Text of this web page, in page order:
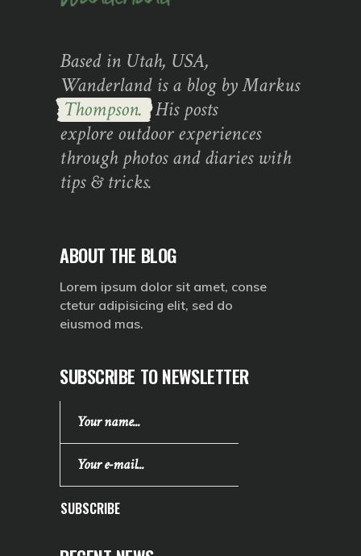
Based in Utah, USA,
Wanderland is a blog by Markus
Thompson. His posts
explore outdoor experiences
through photos and diaries with
tips & tricks.
ABOUT THE BLOG
Lorem ipsum dolor sit amet, conse
ctetur adipisicing elit, sed do
eiusmod mas.
SUBSCRIBE TO NEWSLETTER
SUBSCRIBE